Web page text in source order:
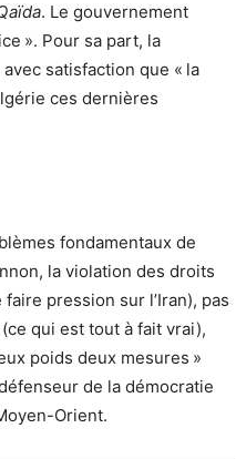
. Le gouvernement
». Pour sa part, la
avec satisfaction que « la
ces dernières
fondamentaux de
la violation des droits
pression sur l’Iran), pas
qui est tout à fait vrai),
poids deux mesures »
de la démocratie
Orient.